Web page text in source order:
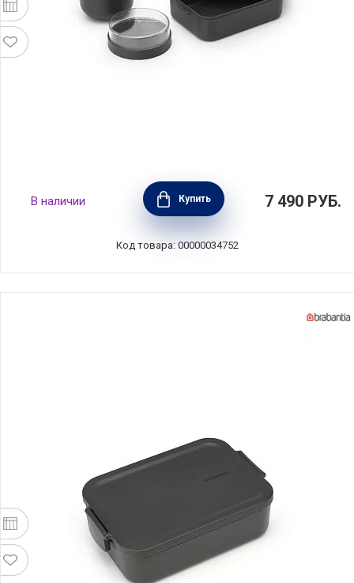
Набор для ланча Make & Take, тёмно-серый,
пластик, Brabantia, 206665
В наличии Купить 7 490 РУБ.
Код товара: 00000034752